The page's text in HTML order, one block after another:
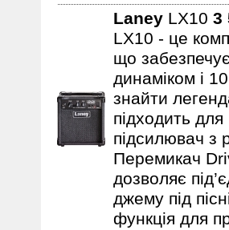
Laney LX10 3
LX10 - це
що
динаміком і
знайти
підходить
підсилювач з
Перемикач
дозволяє
джему під
функція для